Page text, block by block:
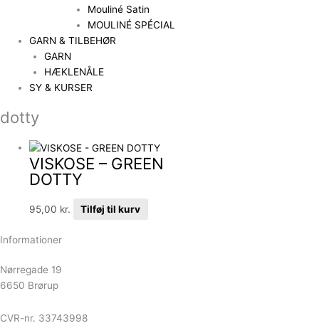
Mouliné Satin
MOULINÉ SPÉCIAL
GARN & TILBEHØR
GARN
HÆKLENÅLE
SY & KURSER
dotty
VISKOSE – GREEN
DOTTY
95,00 kr. Tilføj til kurv
Informationer
Nørregade 19
6650 Brørup
CVR-nr. 33743998